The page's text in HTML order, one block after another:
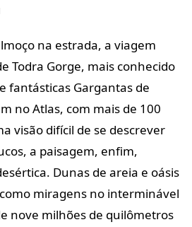
na estrada, a viagem
Todra Gorge, mais conhecido
fantásticas Gargantas de
no Atlas, com mais de 100
visão difícil de se descrever
a paisagem, enfim,
Dunas de areia e oásis
miragens no interminável
nove milhões de quilômetros